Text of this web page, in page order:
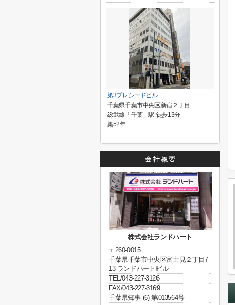
第3プレシードビル
千葉県千葉市中央区新宿２丁目
総武線「千葉」駅 徒歩13分
築52年
株式会社ランドハート
〒260-0015
千葉県千葉市中央区富士見２丁目7-
13 ランドハートビル
TEL/043-227-3126
FAX/043-227-3169
千葉県知事 (6) 第013564号